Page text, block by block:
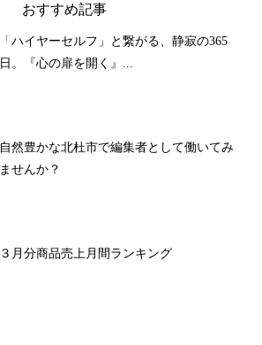
おすすめ記事
「ハイヤーセルフ」と繋がる、静寂の365
日。『心の扉を開く』...
自然豊かな北杜市で編集者として働いてみ
ませんか？
３月分商品売上月間ランキング